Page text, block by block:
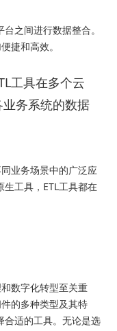
之间进行数据整合。
捷和高效。
工具在多个云
务系统的数据
业务场景中的广泛应
工具，ETL工具都在
数字化转型至关重
的多种类型及其特
合适的工具。无论是选